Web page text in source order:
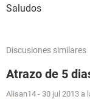
Saludos
Discusiones similares
Atrazo de 5
Alisan14 - 30 jul 2013 a